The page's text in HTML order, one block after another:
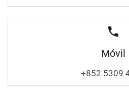
Móvil
+852 5309